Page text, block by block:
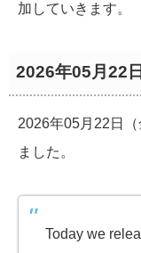
加していきます。
2026年05月22
2026年05月22日
ました。
Today we